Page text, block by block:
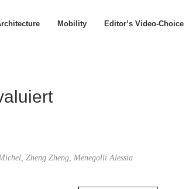
Mobility Editor’s Video-Choice
Zheng Zheng, Menegolli Alessia